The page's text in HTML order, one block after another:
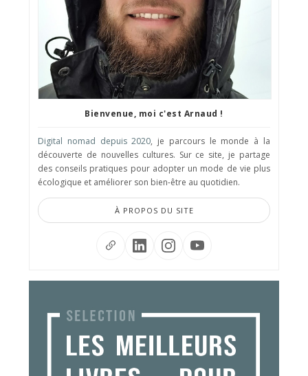
Bienvenue, moi c'est Arnaud !
Digital nomad depuis 2020, je parcours le monde à la
découverte de nouvelles cultures. Sur ce site, je partage
des conseils pratiques pour adopter un mode de vie plus
écologique et améliorer son bien-être au quotidien.
À PROPOS DU SITE